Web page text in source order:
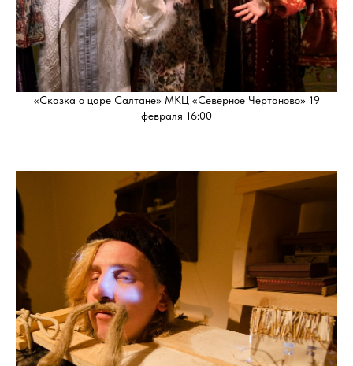
«Сказка о царе Салтане» МКЦ «Северное Чертаново» 19
февраля 16:00